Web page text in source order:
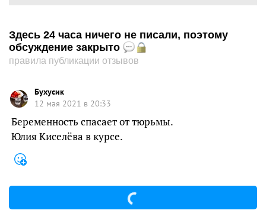
Здесь 24 часа ничего не писали, поэтому
обсуждение закрыто
правила публикации отзывов
Бухусик
12 мая 2021 в 20:33
Беременность спасает от тюрьмы.
Юлия Киселёва в курсе.